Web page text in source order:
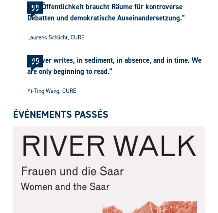
„Die Öffentlichkeit braucht Räume für kontroverse
Debatten und demokratische Auseinandersetzung.“
Laurens Schlicht, CURE
„A river writes, in sediment, in absence, and in time. We
are only beginning to read.“
Yi-Ting Wang, CURE
ÉVÉNEMENTS PASSÉS